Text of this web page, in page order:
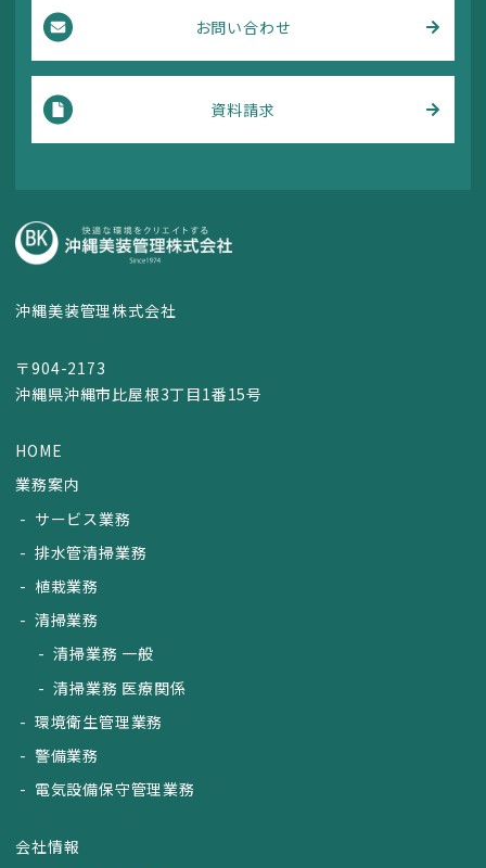
お問い合わせ
資料請求
沖縄美装管理株式会社
〒904-2173
沖縄県沖縄市比屋根3丁目1番15号
HOME
業務案内
サービス業務
排水管清掃業務
植栽業務
清掃業務
清掃業務 一般
清掃業務 医療関係
環境衛生管理業務
警備業務
電気設備保守管理業務
会社情報